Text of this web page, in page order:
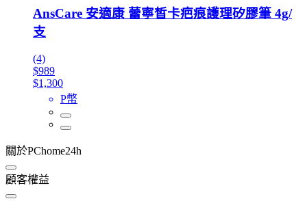
AnsCare 安適康 蕾寧皙卡疤痕護理矽膠筆 4g/
支
(4)
$989
$1,300
P幣
關於PChome24h
顧客權益